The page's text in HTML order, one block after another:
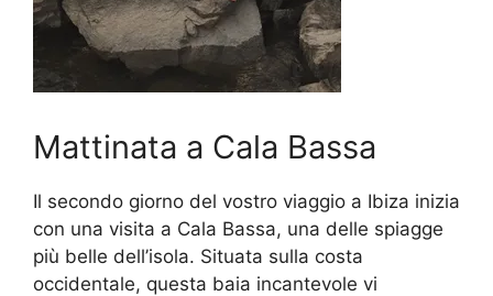
Mattinata a Cala Bassa
Il secondo giorno del vostro viaggio a Ibiza inizia
con una visita a Cala Bassa, una delle spiagge
più belle dell’isola. Situata sulla costa
occidentale, questa baia incantevole vi